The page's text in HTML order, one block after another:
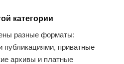
категории
разные форматы:
публикациями, приватные
архивы и платные